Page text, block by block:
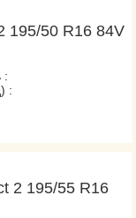
195/50 R16 84V
:
:
2 195/55 R16